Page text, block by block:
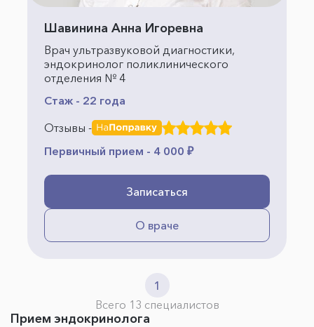
Шавинина Анна Игоревна
Врач ультразвуковой диагностики,
эндокринолог поликлинического
отделения № 4
Стаж - 22 года
Отзывы -
Первичный прием - 4 000 ₽
Записаться
О враче
1
Всего 13 специалистов
Прием эндокринолога